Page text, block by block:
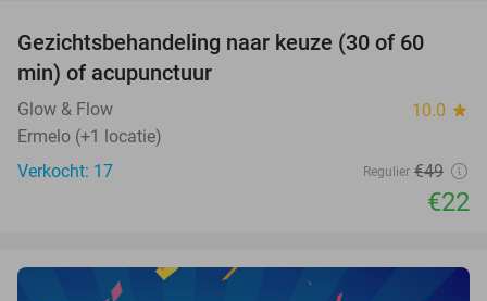
55%
TODAY
Gezichtsbehandeling naar keuze (30 of 60
min) of acupunctuur
Glow & Flow 10.0 star
Ermelo (+1 locatie)
Verkocht: 17
Regulier €49
€22